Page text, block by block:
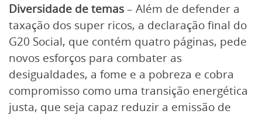
Diversidade de temas– Além de defender a
taxação dos super ricos, a declaração final do
G20 Social, que contém quatro páginas, pede
novos esforços para combater as
desigualdades, a fome e a pobreza e cobra
compromisso como uma transição energética
justa, que seja capaz reduzir a emissão de